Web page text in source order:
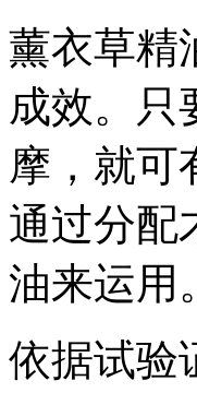
薰衣草精
成效。只
摩，就可
通过分配
油来运用。
依据试验